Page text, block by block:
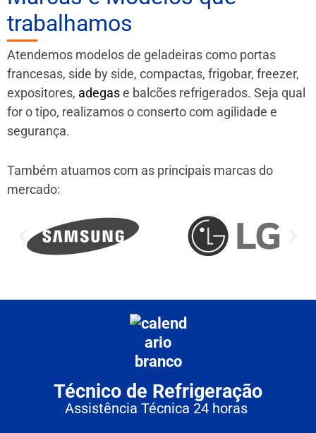
trabalhamos
Atendemos modelos de geladeiras como portas
francesas, side by side, compactas, frigobar, freezer,
expositores, adegase balcões refrigerados. Seja qual
for o tipo, realizamos o conserto com agilidade e
segurança.
Também atuamos com as principais marcas do
mercado:
Técnico de Refrigeração
Assistência Técnica 24 horas